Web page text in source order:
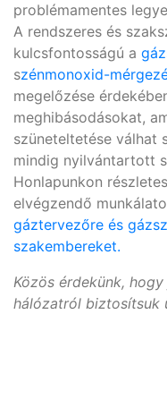
problémamentes
A rendszeres és
kulcsfontosságú a
szénmonoxid-
megelőzése
meghibásodásokat,
szüneteltetése válhat
mindig nyilvántartott
Honlapunkon
elvégzendő
gáztervezőre és
szakembereket.
Közös érdekünk,
hálózatról biztosítsuk